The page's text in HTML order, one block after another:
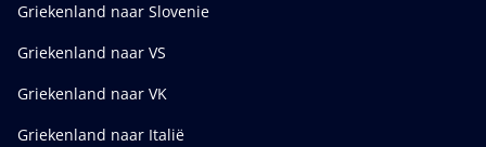
Griekenland naar Slovenie
Griekenland naar VS
Griekenland naar VK
Griekenland naar Italië